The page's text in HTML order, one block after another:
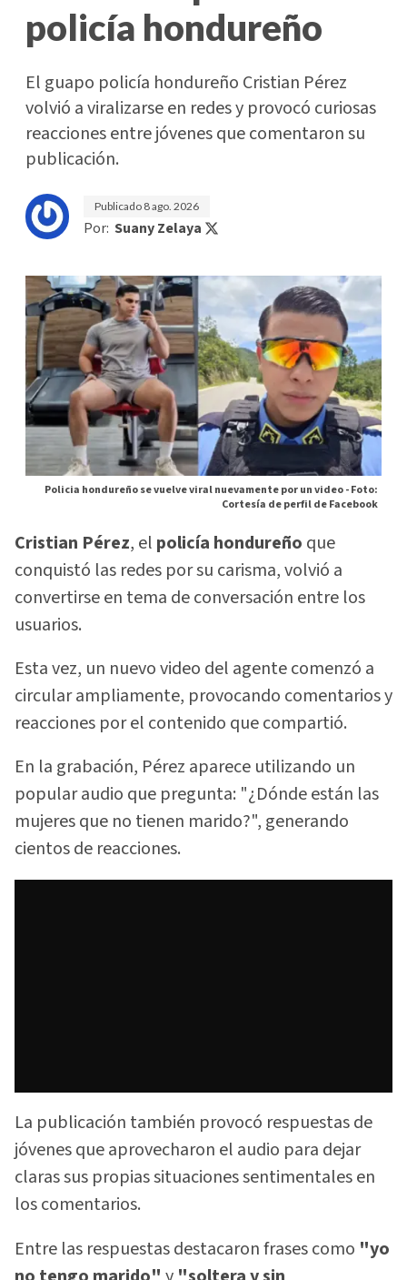
policía hondureño
El guapo policía hondureño Cristian Pérez
volvió a viralizarse en redes y provocó curiosas
reacciones entre jóvenes que comentaron su
publicación.
Publicado 8 ago. 2026
Por: Suany Zelaya
Policia hondureño se vuelve viral nuevamente por un video -Foto:
Cortesía de perfil de Facebook
Cristian Pérez, el policía hondureño que
conquistó las redes por su carisma, volvió a
convertirse en tema de conversación entre los
usuarios.
Esta vez, un nuevo video del agente comenzó a
circular ampliamente, provocando comentarios y
reacciones por el contenido que compartió.
En la grabación, Pérez aparece utilizando un
popular audio que pregunta: "¿Dónde están las
mujeres que no tienen marido?", generando
cientos de reacciones.
La publicación también provocó respuestas de
jóvenes que aprovecharon el audio para dejar
claras sus propias situaciones sentimentales en
los comentarios.
Entre las respuestas destacaron frases como "yo